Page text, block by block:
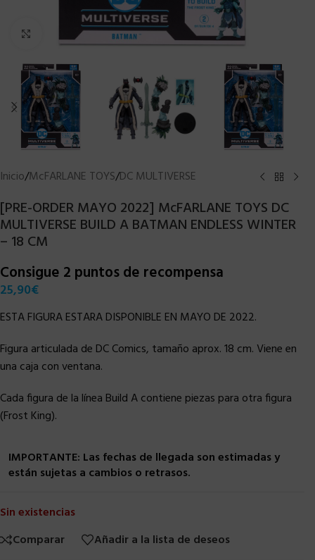
Clic para ampliar
Inicio/McFARLANE TOYS/DC MULTIVERSE
[PRE-ORDER MAYO 2022] McFARLANE TOYS DC
MULTIVERSE BUILD A BATMAN ENDLESS WINTER
– 18 CM
Consigue 2 puntos de recompensa
25,90€
ESTA FIGURA ESTARA DISPONIBLE EN MAYO DE 2022.
Figura articulada de DC Comics, tamaño aprox. 18 cm. Viene en
una caja con ventana.
Cada figura de la línea Build A contiene piezas para otra figura
(Frost King).
IMPORTANTE: Las fechas de llegada son estimadas y
están sujetas a cambios o retrasos.
Sin existencias
Comparar
Añadir a la lista de deseos